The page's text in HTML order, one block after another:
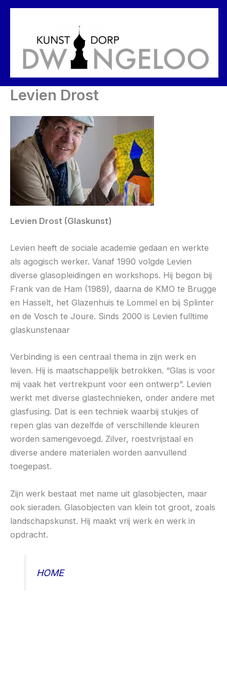
inhoud
Levien Drost
Levien Drost (Glaskunst)
Levien heeft de sociale academie gedaan en werkte
als agogisch werker. Vanaf 1990 volgde Levien
diverse glasopleidingen en workshops. Hij begon bij
Frank van de Ham (1989), daarna de KMO te Brugge
en Hasselt, het Glazenhuis te Lommel en bij Splinter
en de Vosch te Joure. Sinds 2000 is Levien fulltime
glaskunstenaar
Verbinding is een centraal thema in zijn werk en
leven. Hij is maatschappelijk betrokken. “Glas is voor
mij vaak het vertrekpunt voor een ontwerp”. Levien
werkt met diverse glastechnieken, onder andere met
glasfusing. Dat is een techniek waarbij stukjes of
repen glas van dezelfde of verschillende kleuren
worden samengevoegd. Zilver, roestvrijstaal en
diverse andere materialen worden aanvullend
toegepast.
Zijn werk bestaat met name uit glasobjecten, maar
ook sieraden. Glasobjecten van klein tot groot, zoals
landschapskunst. Hij maakt vrij werk en werk in
opdracht.
HOME